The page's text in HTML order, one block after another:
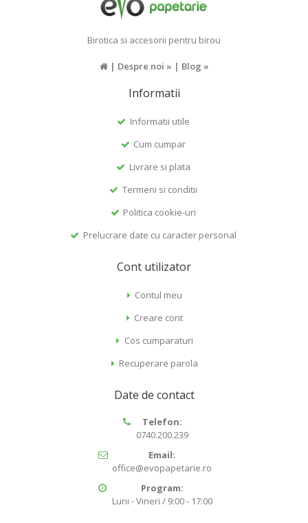
Birotica si accesorii pentru birou
| Despre noi » | Blog »
Informatii
Informatii utile
Cum cumpar
Livrare si plata
Termeni si conditii
Politica cookie-uri
Prelucrare date cu caracter personal
Cont utilizator
Contul meu
Creare cont
Cos cumparaturi
Recuperare parola
Date de contact
Telefon:
0740.200.239
Email:
office@evopapetarie.ro
Program:
Luni - Vineri / 9:00 - 17:00